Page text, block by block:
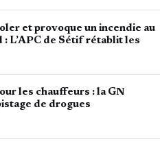
et provoque un incendie au
L’APC de Sétif rétablit les
les chauffeurs : la GN
de drogues